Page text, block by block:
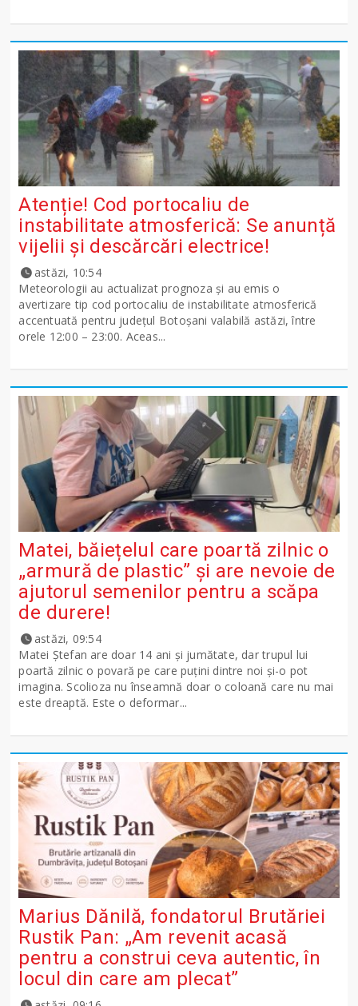
Atenție! Cod portocaliu de
instabilitate atmosferică: Se anunță
vijelii și descărcări electrice!
astăzi, 10:54
Meteorologii au actualizat prognoza și au emis o
avertizare tip cod portocaliu de instabilitate atmosferică
accentuată pentru județul Botoșani valabilă astăzi, între
orele 12:00 – 23:00. Aceas...
Matei, băiețelul care poartă zilnic o
„armură de plastic” și are nevoie de
ajutorul semenilor pentru a scăpa
de durere!
astăzi, 09:54
Matei Ștefan are doar 14 ani și jumătate, dar trupul lui
poartă zilnic o povară pe care puțini dintre noi și-o pot
imagina. Scolioza nu înseamnă doar o coloană care nu mai
este dreaptă. Este o deformar...
Marius Dănilă, fondatorul Brutăriei
Rustik Pan: „Am revenit acasă
pentru a construi ceva autentic, în
locul din care am plecat”